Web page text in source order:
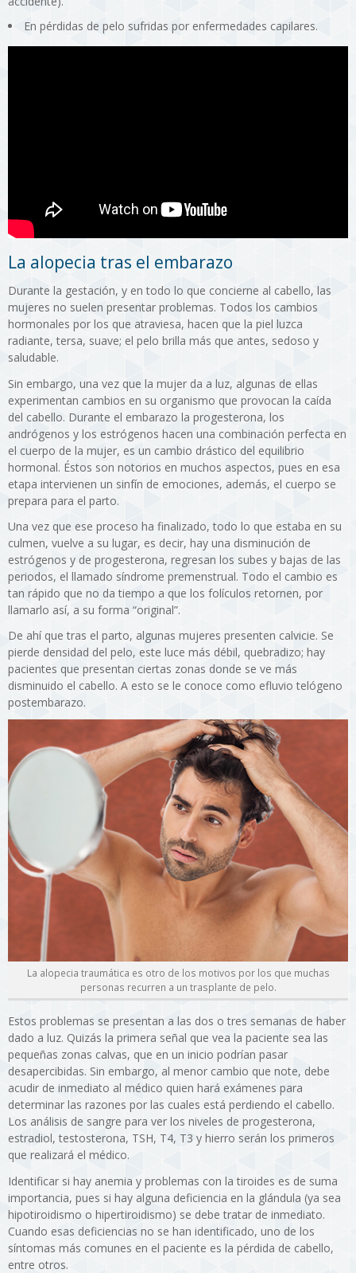
En pérdidas de pelo sufridas por enfermedades capilares.
La alopecia tras el embarazo
Durante la gestación, y en todo lo que concierne al cabello, las
mujeres no suelen presentar problemas. Todos los cambios
hormonales por los que atraviesa, hacen que la piel luzca
radiante, tersa, suave; el pelo brilla más que antes, sedoso y
saludable.
Sin embargo, una vez que la mujer da a luz, algunas de ellas
experimentan cambios en su organismo que provocan la caída
del cabello. Durante el embarazo la progesterona, los
andrógenos y los estrógenos hacen una combinación perfecta en
el cuerpo de la mujer, es un cambio drástico del equilibrio
hormonal. Éstos son notorios en muchos aspectos, pues en esa
etapa intervienen un sinfín de emociones, además, el cuerpo se
prepara para el parto.
Una vez que ese proceso ha finalizado, todo lo que estaba en su
culmen, vuelve a su lugar, es decir, hay una disminución de
estrógenos y de progesterona, regresan los subes y bajas de las
periodos, el llamado síndrome premenstrual. Todo el cambio es
tan rápido que no da tiempo a que los folículos retornen, por
llamarlo así, a su forma “original”.
De ahí que tras el parto, algunas mujeres presenten calvicie. Se
pierde densidad del pelo, este luce más débil, quebradizo; hay
pacientes que presentan ciertas zonas donde se ve más
disminuido el cabello. A esto se le conoce como efluvio telógeno
postembarazo.
La alopecia traumática es otro de los motivos por los que muchas
personas recurren a un trasplante de pelo.
Estos problemas se presentan a las dos o tres semanas de haber
dado a luz. Quizás la primera señal que vea la paciente sea las
pequeñas zonas calvas, que en un inicio podrían pasar
desapercibidas. Sin embargo, al menor cambio que note, debe
acudir de inmediato al médico quien hará exámenes para
determinar las razones por las cuales está perdiendo el cabello.
Los análisis de sangre para ver los niveles de progesterona,
estradiol, testosterona, TSH, T4, T3 y hierro serán los primeros
que realizará el médico.
Identificar si hay anemia y problemas con la tiroides es de suma
importancia, pues si hay alguna deficiencia en la glándula (ya sea
hipotiroidismo o hipertiroidismo) se debe tratar de inmediato.
Cuando esas deficiencias no se han identificado, uno de los
síntomas más comunes en el paciente es la pérdida de cabello,
entre otros.